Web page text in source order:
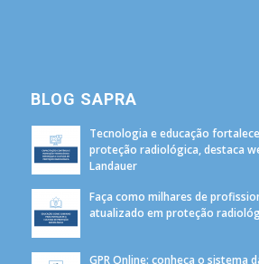
BLOG SAPRA
Tecnologia e educação
proteção radiológica, destaca
Landauer
Faça como milhares de
atualizado em proteção
GPR Online: conheça o sistema